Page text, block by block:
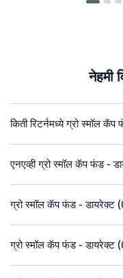
नेहमी
किती रिटर्नमध्ये ग्रो स्मॉल
एनएव्ही ग्रो स्मॉल कॅप फंड -
ग्रो स्मॉल कॅप फंड - डायरेक्ट
ग्रो स्मॉल कॅप फंड - डायरेक्ट